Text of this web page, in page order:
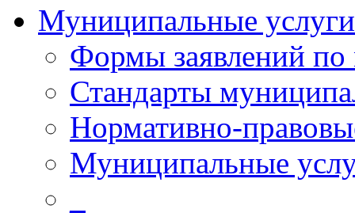
Муниципальные услуги
Формы заявлений
Стандарты
Нормативно-
Муниципальные